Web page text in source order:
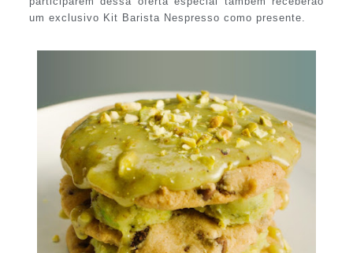
um exclusivo Kit Barista Nespresso como presente.